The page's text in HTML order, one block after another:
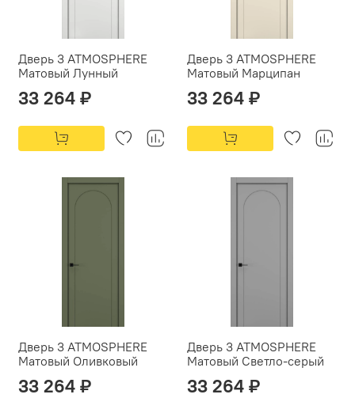
Дверь 3 ATMOSPHERE
Матовый Лунный
33 264 ₽
Дверь 3 ATMOSPHERE
Матовый Марципан
33 264 ₽
Дверь 3 ATMOSPHERE
Матовый Оливковый
33 264 ₽
Дверь 3 ATMOSPHERE
Матовый Светло-серый
33 264 ₽